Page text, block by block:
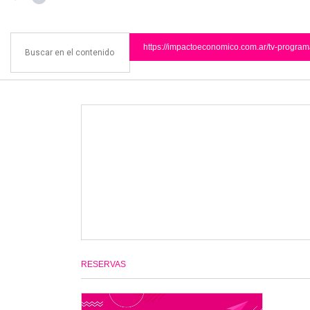
https://impactoeconomico.com.ar/tv-
RESERVAS